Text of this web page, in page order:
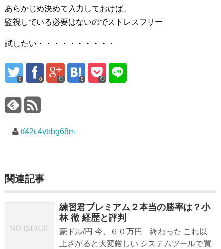
あらかじめ決めて入力しておけば、
監視している必要はないのでストレスフリー
試したい・・・・・・・・・・
0 0 0
tf42u4vtrbg68m
関連記事
練習君プレミアム２本当の勝率は？小
林 徹 経歴と評判
豪ドル/円 今、６０万円 終わった これ以
上さがると大変厳しい システムツールで買